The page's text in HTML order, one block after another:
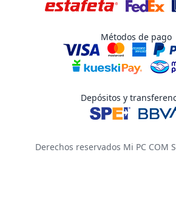
Métodos de pago
Depósitos y
Derechos reservados Mi PC COM